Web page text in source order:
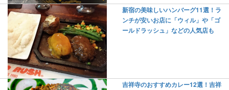
新宿の美味しいハンバーグ11選！ラ
ンチが安いお店に「ウィル」や「ゴ
ールドラッシュ」などの人気店も
吉祥寺のおすすめカレー12選！吉祥